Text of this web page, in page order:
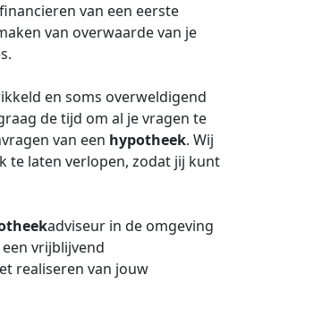
van een eerste
van overwaarde van je
en soms overweldigend
de tijd om al je vragen te
van een hypotheek. Wij
te laten verlopen, zodat jij kunt
adviseur in de omgeving
vrijblijvend
realiseren van jouw